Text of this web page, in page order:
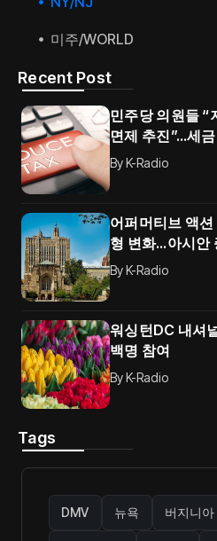
미주/WORLD
Recent Post
민주당 의원들 “
면제 추진”…세
By K-Radio
어퍼머티브 액
형 변화…아시안
By K-Radio
워싱턴DC 내셔
백명 참여
By K-Radio
Tags
DMV 뉴욕 버지니아